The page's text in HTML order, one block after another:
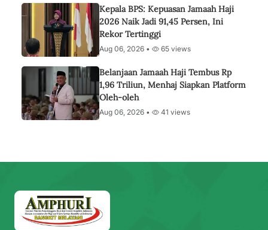
Kepala BPS: Kepuasan Jamaah Haji
2026 Naik Jadi 91,45 Persen, Ini
Rekor Tertinggi
Aug 06, 2026 • 65 views
Belanjaan Jamaah Haji Tembus Rp
1,96 Triliun, Menhaj Siapkan Platform
Oleh-oleh
Aug 06, 2026 • 41 views